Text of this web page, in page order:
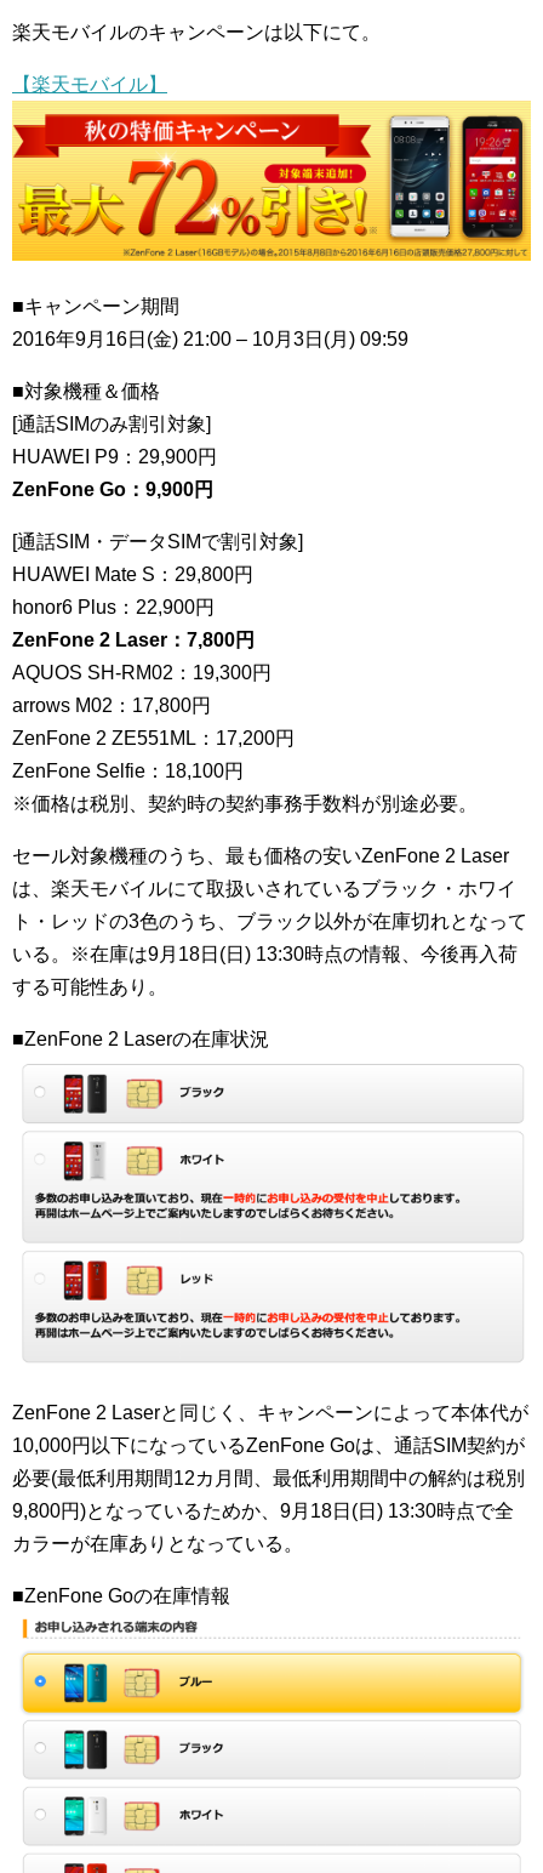
楽天モバイルのキャンペーンは以下にて。
【楽天モバイル】
■キャンペーン期間
2016年9月16日(金) 21:00 – 10月3日(月) 09:59
■対象機種＆価格
[通話SIMのみ割引対象]
HUAWEI P9：29,900円
ZenFone Go：9,900円
[通話SIM・データSIMで割引対象]
HUAWEI Mate S：29,800円
honor6 Plus：22,900円
ZenFone 2 Laser：7,800円
AQUOS SH-RM02：19,300円
arrows M02：17,800円
ZenFone 2 ZE551ML：17,200円
ZenFone Selfie：18,100円
※価格は税別、契約時の契約事務手数料が別途必要。
セール対象機種のうち、最も価格の安いZenFone 2 Laser
は、楽天モバイルにて取扱いされているブラック・ホワイ
ト・レッドの3色のうち、ブラック以外が在庫切れとなって
いる。※在庫は9月18日(日) 13:30時点の情報、今後再入荷
する可能性あり。
■ZenFone 2 Laserの在庫状況
ZenFone 2 Laserと同じく、キャンペーンによって本体代が
10,000円以下になっているZenFone Goは、通話SIM契約が
必要(最低利用期間12カ月間、最低利用期間中の解約は税別
9,800円)となっているためか、9月18日(日) 13:30時点で全
カラーが在庫ありとなっている。
■ZenFone Goの在庫情報